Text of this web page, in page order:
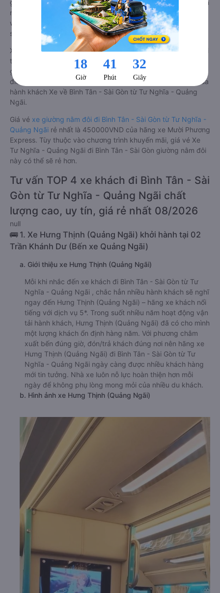
giường nằm đôi đi Bình Tân - Sài Gòn có nhiều ưu điểm và tiện
nghi vượt trội. Màn hình LCD với hàng nghìn bộ phim giải trí,
wifi, và nước uống và chăn đắp miễn phí phục vụ hành khách
suốt hành trình.
Xe Tư Nghĩa - Quảng Ngãi Bình Tân - Sài Gòn giường nằm đôi
tốt nhất: Xe từ Tư Nghĩa - Quảng Ngãi đi Bình Tân - Sài Gòn
giường nằm đôi được đánh giá chung có chất lượng Tốt với
điểm đánh giá trung bình từ 4.2/5 dựa trên 2213 phản hồi của
hành khách Xe về Bình Tân - Sài Gòn từ Tư Nghĩa - Quảng
Ngãi.
Giá vé xe giường nằm đôi đi Bình Tân - Sài Gòn từ Tư Nghĩa -
Quảng Ngãi rẻ nhất là 450000VND của hãng xe Mười Phương
Express. Tùy thuộc vào chương trình khuyến mãi, giá vé Xe
Tư Nghĩa - Quảng Ngãi đi Bình Tân - Sài Gòn giường nằm đôi
này có thể sẽ rẻ hơn.
Tư vấn TOP 4 xe khách đi Bình Tân - Sài
Gòn từ Tư Nghĩa - Quảng Ngãi chất
lượng cao, uy tín, giá rẻ nhất 08/2026
null
🚌 1. Xe Hưng Thịnh (Quảng Ngãi) khởi hành tại 02
Trần Khánh Dư (Bến xe Quảng Ngãi)
a. Giới thiệu xe Hưng Thịnh (Quảng Ngãi)
Mỗi khi nhắc đến xe khách đi Bình Tân - Sài Gòn từ Tư
Nghĩa - Quảng Ngãi , chắc hẳn nhiều hành khách sẽ nghĩ
ngay đến Hưng Thịnh (Quảng Ngãi) – hãng xe khách nổi
tiếng với dịch vụ 5*. Trong suốt nhiều năm hoạt động vận
tải hành khách, Hưng Thịnh (Quảng Ngãi) đã có cho mình
một lượng khách ổn định hàng năm. Với phương châm
xuất bến đúng giờ, đón/trả khách đúng nơi nên hãng xe
Hưng Thịnh (Quảng Ngãi) đi Bình Tân - Sài Gòn từ Tư
Nghĩa - Quảng Ngãi ngày càng được nhiều khách hàng
mới tin tưởng. Nhà xe luôn nỗ lực hoàn thiện hơn mỗi
ngày để không phụ lòng mong mỏi của nhiều du khách.
b. Hình ảnh xe Hưng Thịnh (Quảng Ngãi)